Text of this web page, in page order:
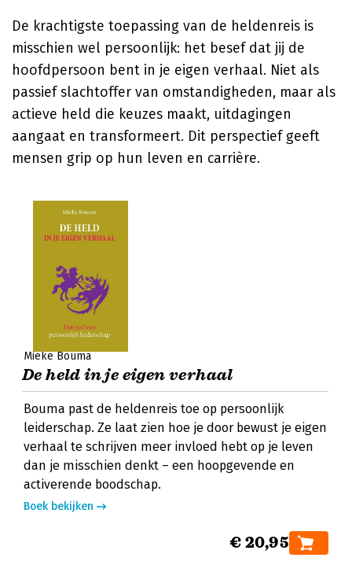
De krachtigste toepassing van de heldenreis is
misschien wel persoonlijk: het besef dat jij de
hoofdpersoon bent in je eigen verhaal. Niet als
passief slachtoffer van omstandigheden, maar als
actieve held die keuzes maakt, uitdagingen
aangaat en transformeert. Dit perspectief geeft
mensen grip op hun leven en carrière.
Mieke Bouma
De held in je eigen verhaal
Bouma past de heldenreis toe op persoonlijk
leiderschap. Ze laat zien hoe je door bewust je eigen
verhaal te schrijven meer invloed hebt op je leven
dan je misschien denkt – een hoopgevende en
activerende boodschap.
Boek bekijken
€ 20,95